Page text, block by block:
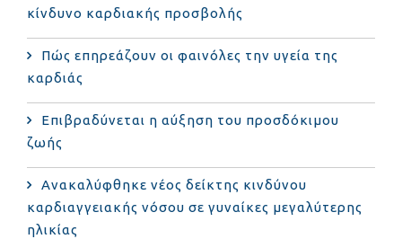
κίνδυνο καρδιακής προσβολής
Πώς επηρεάζουν οι φαινόλες την υγεία της
καρδιάς
Επιβραδύνεται η αύξηση του προσδόκιμου
ζωής
Ανακαλύφθηκε νέος δείκτης κινδύνου
καρδιαγγειακής νόσου σε γυναίκες μεγαλύτερης
ηλικίας